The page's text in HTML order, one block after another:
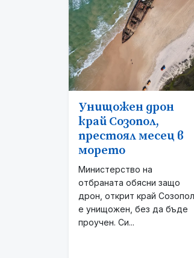
Унищожен дрон
край Созопол,
престоял месец в
морето
Министерство на
отбраната обясни защо
дрон, открит край Созопол,
е унищожен, без да бъде
проучен. Си...